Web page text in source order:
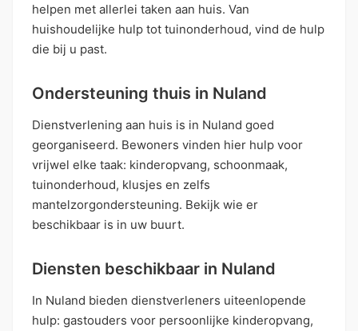
helpen met allerlei taken aan huis. Van
huishoudelijke hulp tot tuinonderhoud, vind de hulp
die bij u past.
Ondersteuning thuis in Nuland
Dienstverlening aan huis is in Nuland goed
georganiseerd. Bewoners vinden hier hulp voor
vrijwel elke taak: kinderopvang, schoonmaak,
tuinonderhoud, klusjes en zelfs
mantelzorgondersteuning. Bekijk wie er
beschikbaar is in uw buurt.
Diensten beschikbaar in Nuland
In Nuland bieden dienstverleners uiteenlopende
hulp: gastouders voor persoonlijke kinderopvang,